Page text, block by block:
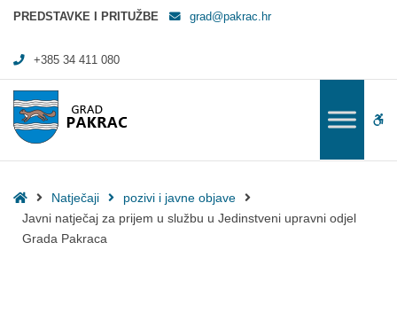
Javni natječaj za prijem u službu u Jedinstveni upravni odjel Grada
PREDSTAVKE I PRITUŽBE grad@pakrac.hr
+385 34 411 080
HomeNatječaji
pozivi i javne objave
Javni natječaj za prijem u službu u Jedinstveni upravni odjel
Grada Pakraca